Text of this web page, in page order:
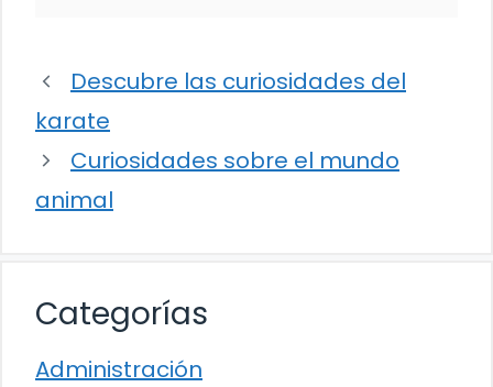
Descubre las curiosidades del
karate
Curiosidades sobre el mundo
animal
Categorías
Administración